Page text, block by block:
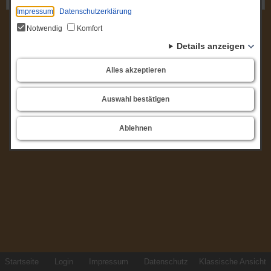
Impressum
Datenschutzerklärung
Notwendig
Komfort
Details anzeigen
Alles akzeptieren
Auswahl bestätigen
Ablehnen
Startseite Login Impressum Datenschutz Klassische Ansicht